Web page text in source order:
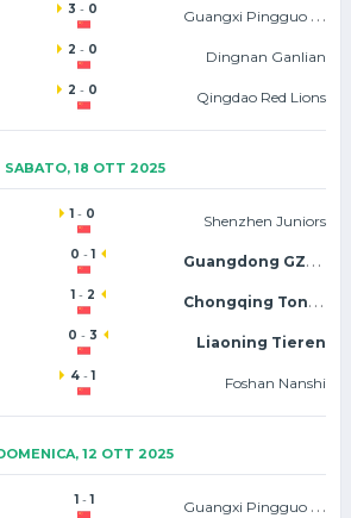
3 - 0 Guangxi Pingguo Haliao
2 - 0 Dingnan Ganlian
2 - 0 Qingdao Red Lions
SABATO, 18 OTT 2025
1 - 0 Shenzhen Juniors
0 -1 Guangdong GZ-Power
1- 2
Chongqing Tonglianglong
0 - 3 Liaoning Tieren
4 -1 Foshan Nanshi
12 OTT 2025
1-1 Guangxi Pingguo Haliao